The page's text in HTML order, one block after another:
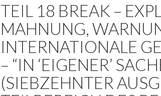
TEIL 18 BREAK –
MAHNUNG,
INTERNATIONALE
– “IN ‘EIGENER’
(SIEBZEHNTER